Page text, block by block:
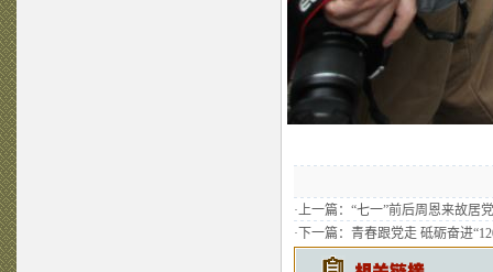
·上一篇： “七一”前后周恩来故居
·下一篇： 青春跟党走 砥砺奋进